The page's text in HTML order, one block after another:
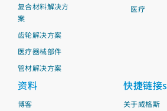
复合材料解决方
案
齿轮解决方案
医疗器械部件
管材解决方案
医疗
资料
博客
快捷链接s
关于威格斯